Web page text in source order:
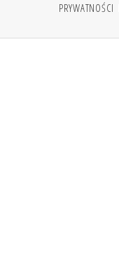
PRYWATNOŚCI